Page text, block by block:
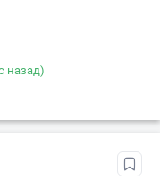
назад)